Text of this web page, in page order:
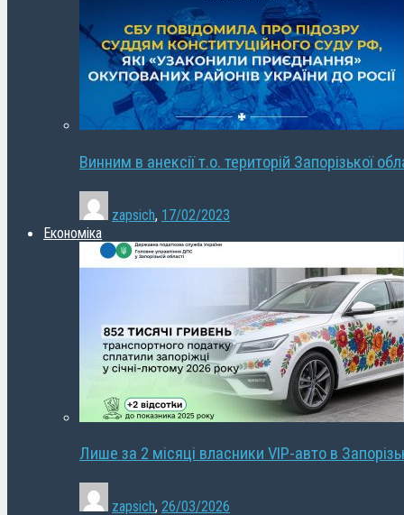
Винним в анексії т.о. територій Запорізької
zapsich, 17/02/2023
Економіка
Лише за 2 місяці власники VIP-авто в
zapsich, 26/03/2026